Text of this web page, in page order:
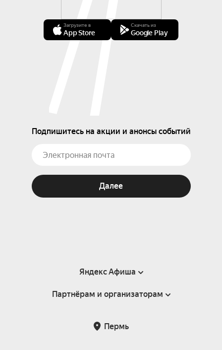
Загрузите в
App Store
Скачать из
Google Play
Подпишитесь на акции и анонсы событий
Далее
Яндекс Афиша
Справка
Подарочные сертификаты
Партнёрам и организаторам
Пермь